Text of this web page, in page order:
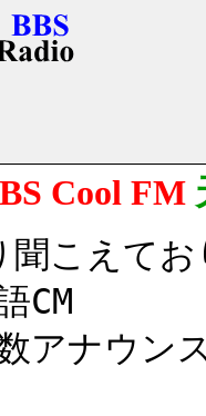
Cool FM
聞こえて
CM
アナウン